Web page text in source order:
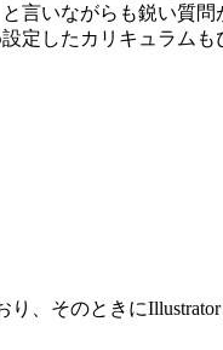
言いながらも鋭い質
定したカリキュラム
、そのときに